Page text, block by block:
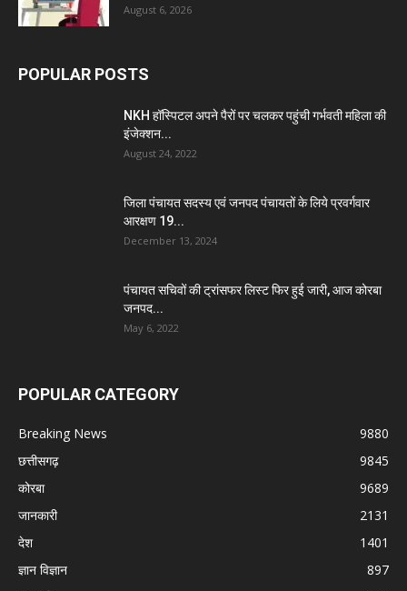
August 6, 2026
POPULAR POSTS
NKH हॉस्पिटल अपने पैरों पर चलकर पहुंची गर्भवती महिला की
इंजेक्शन...
August 24, 2022
जिला पंचायत सदस्य एवं जनपद पंचायतों के लिये प्रवर्गवार
आरक्षण 19...
December 13, 2024
पंचायत सचिवों की ट्रांसफर लिस्ट फिर हुई जारी, आज कोरबा
जनपद...
May 6, 2022
POPULAR CATEGORY
Breaking News
9880
छत्तीसगढ़
9845
कोरबा
9689
जानकारी
2131
देश
1401
ज्ञान विज्ञान
897